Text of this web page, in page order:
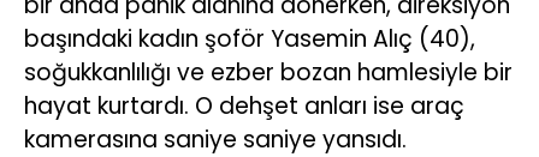
başındaki kadın şoför Yasemin Alıç (40),
soğukkanlılığı ve ezber bozan hamlesiyle bir
hayat kurtardı. O dehşet anları ise araç
kamerasına saniye saniye yansıdı.